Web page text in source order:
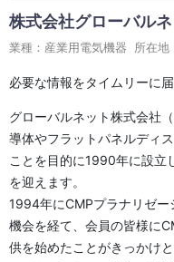
株式会社グローバルネ
業種：産業用電気機器 所在
必要な情報をタイムリーに届
グローバルネット株式会社
導体やフラットパネルディ
ことを目的に1990年に設
を迎えます。
1994年にCMPプラナリゼー
機会を経て、会員の皆様に
供を始めたことがきっかけ